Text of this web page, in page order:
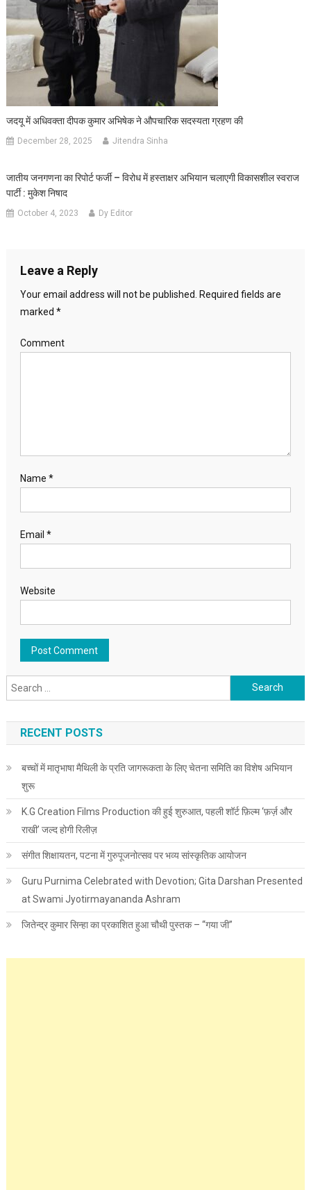
जदयू में अधिवक्ता दीपक कुमार अभिषेक ने औपचारिक सदस्यता ग्रहण की
December 28, 2025 Jitendra Sinha
जातीय जनगणना का रिपोर्ट फर्जी – विरोध में हस्ताक्षर अभियान चलाएगी विकासशील स्वराज
पार्टी : मुकेश निषाद
October 4, 2023 Dy Editor
Leave a Reply
Your email address will not be published.
Required fields are
marked *
Comment
Name *
Email *
Website
Search for:
RECENT POSTS
बच्चों में मातृभाषा मैथिली के प्रति जागरूकता के लिए चेतना समिति का विशेष अभियान
शुरू
K.G Creation Films Production की हुई शुरुआत, पहली शॉर्ट फ़िल्म ‘फ़र्ज़ और
राखी’ जल्द होगी रिलीज़
संगीत शिक्षायतन, पटना में गुरुपूजनोत्सव पर भव्य सांस्कृतिक आयोजन
Guru Purnima Celebrated with Devotion; Gita Darshan Presented
at Swami Jyotirmayananda Ashram
जितेन्द्र कुमार सिन्हा का प्रकाशित हुआ चौथी पुस्तक – “गया जी”